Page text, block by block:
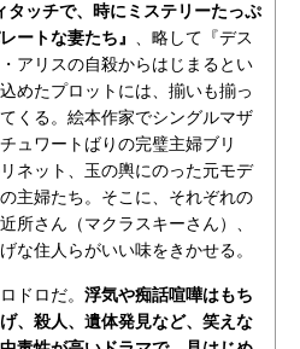
タッチで、時にミステリーたっぷ
ートな妻たち』
、略して『デス
アリスの自殺からはじまるとい
めたプロットには、揃いも揃っ
くる。絵本作家でシングルマザ
ュワートばりの完璧主婦ブリ
ネット、玉の輿にのった元モデ
主婦たち。そこに、それぞれの
所さん（マクラスキーさん）、
な住人らがいい味をきかせる。
ドロだ。 浮気や痴話喧嘩はもち
、殺人、遺体発見など、笑えな